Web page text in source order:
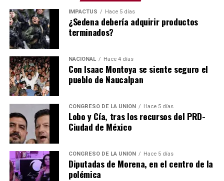
Asimismo, el POA define las acciones y objetivos,
mientras que el presupuesto establece los fondos
autorizados para ejecutarlos.
Todo indica que no hubo mantenimiento de manera
correcta, ya sea por omisión, no hubo un programa
específico o simplemente no ejercieron el presupuesto
requerido, y lo que pagan los platos rotos, como
siempre, son los vecinos y colonos.
No le busquen tres pies al gato, pero el responsable del
colapso de la bomba es el Consejo Directivo de SAPASA,
encabezado por el presidente municipalPedro
Rodríguez Villegas.
IMPACTUS Hace 5 días
¿Sedena debería adquirir productos
terminados?
NACIONAL Hace 4 días
Con Isaac Montoya se siente seguro el
pueblo de Naucalpan
CONGRESO DE LA UNIÓN Hace 5 días
Lobo y Cía, tras los recursos del PRD-
Ciudad de México
CONGRESO DE LA UNIÓN Hace 5 días
Diputadas de Morena, en el centro de la
polémica